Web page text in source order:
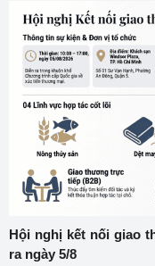
Hội nghị kết nối giao
ra ngày 5/8